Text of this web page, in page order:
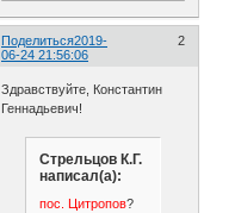
Поделиться 2
2019-
06-24 21:56:06
Здравствуйте, Константин
Геннадьевич!
Стрельцов К.Г.
написал(а):
пос. Цитропов?